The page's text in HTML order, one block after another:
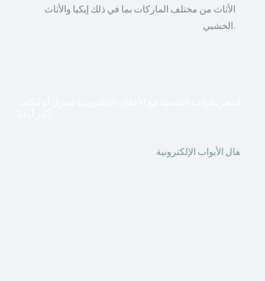
الأثاث من مختلف الماركات بما في ذلك إيكيا والأثاث
الخشبي.
فال الأبواب الإلكترونية